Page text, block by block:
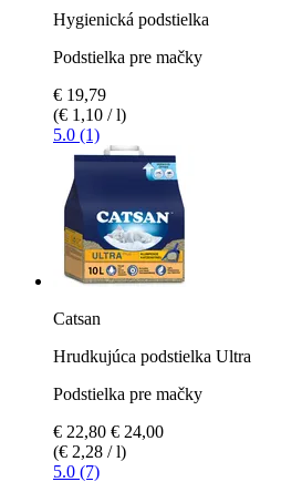
Hygienická podstielka
Podstielka pre mačky
€ 19,79
(€ 1,10 / l)
5.0 (1)
Catsan
Hrudkujúca podstielka Ultra
Podstielka pre mačky
€ 22,80 € 24,00
(€ 2,28 / l)
5.0 (7)